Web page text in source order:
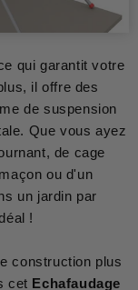
qui garantit votre
il offre des
de suspension
Que vous ayez
de cage
ou d'un
un jardin par
!
construction plus
cet Echafaudage